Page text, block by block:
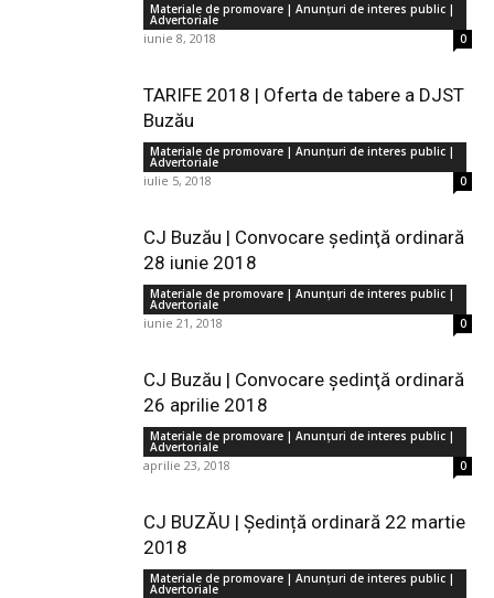
Materiale de promovare | Anunţuri de interes public |
Advertoriale
iunie 8, 2018 0
TARIFE 2018 | Oferta de tabere a DJST
Buzău
Materiale de promovare | Anunţuri de interes public |
Advertoriale
iulie 5, 2018 0
CJ Buzău | Convocare şedinţă ordinară
28 iunie 2018
Materiale de promovare | Anunţuri de interes public |
Advertoriale
iunie 21, 2018 0
CJ Buzău | Convocare şedinţă ordinară
26 aprilie 2018
Materiale de promovare | Anunţuri de interes public |
Advertoriale
aprilie 23, 2018 0
CJ BUZĂU | Ședință ordinară 22 martie
2018
Materiale de promovare | Anunţuri de interes public |
Advertoriale